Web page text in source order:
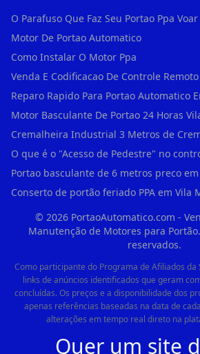
O Parafuso Que Faz Seu Portao Ppa Voar
Motor De Portao Automatico
Como Instalar O Motor Ppa
Motor Basculante De Portao 24 Horas
Portao basculante de 6 metros preco
Conserto de portão feriado PPA em Vila
© 2026PortaoAutomatico.com -
Manutenção de Motores para
reservados.
Como participante do Programa de Afiliados da
links de anúncios identificados que geram
concluídas. Os preços e a disponibilidade dos
apenas referências baseadas na data de
alterações em tempo real direto na
Quer um site